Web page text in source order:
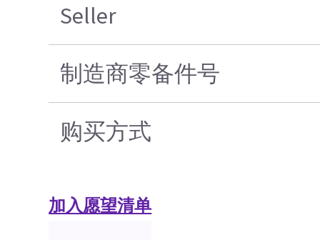
Seller
制造商零备件号
购买方式
加入愿望清单